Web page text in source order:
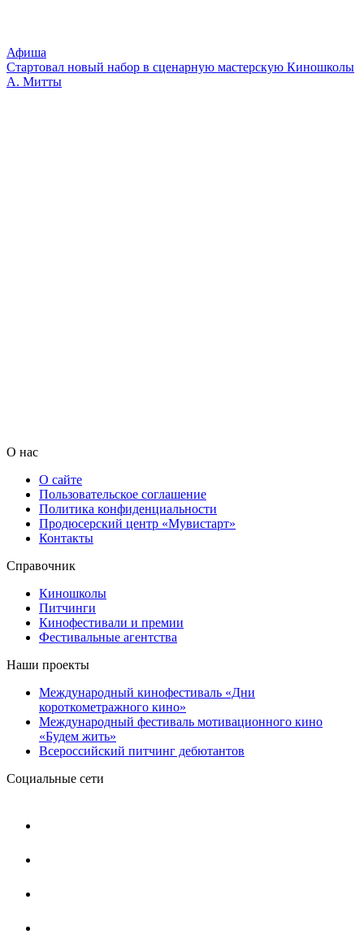
Афиша
Стартовал новый набор в сценарную мастерскую Киношколы
А. Митты
О нас
О сайте
Пользовательское соглашение
Политика конфиденциальности
Продюсерский центр «Мувистарт»
Контакты
Справочник
Киношколы
Питчинги
Кинофестивали и премии
Фестивальные агентства
Наши проекты
Международный кинофестиваль «Дни
короткометражного кино»
Международный фестиваль мотивационного кино
«Будем жить»
Всероссийский питчинг дебютантов
Социальные сети